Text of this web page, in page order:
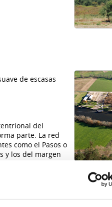
de escasas
del
parte. La red
como el Pasos o
y los del margen
de Ameixenda. Hacia el sur,